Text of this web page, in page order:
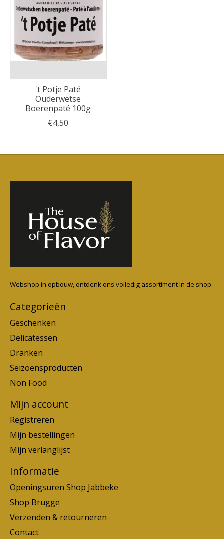
't Potje Paté
Ouderwetse
Boerenpaté 100g
€4,50
Webshop in opbouw, ontdenk ons volledig assortiment in de shop.
Categorieën
Geschenken
Delicatessen
Dranken
Seizoensproducten
Non Food
Mijn account
Registreren
Mijn bestellingen
Mijn verlanglijst
Informatie
Openingsuren Shop Jabbeke
Shop Brugge
Verzenden & retourneren
Contact